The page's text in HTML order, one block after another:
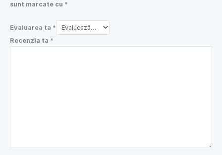
sunt marcate cu *
Evaluarea ta *
Recenzia ta *